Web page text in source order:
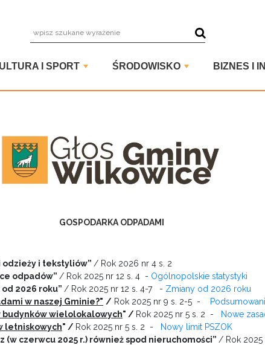
I SPORT ŚRODOWISKO BIZNES I
GOSPODARKA ODPADAMI
i tekstyliów” / Rok 2026 nr 4 s. 2
odpadów” / Rok 2025 nr 12 s. 4 - Ogólnopolskie statystyki
2026 roku” / Rok 2025 nr 12 s. 4-7 - Zmiany od 2026 roku
w naszej Gminie?" / Rok 2025 nr 9 s. 2-5 -
budynków wielolokalowych" / Rok 2025 nr 5 s. 2 -
Nowe
letniskowych" / Rok 2025 nr 5 s. 2 -
Nowy limit PSZOK
czerwcu 2025 r.) również spod nieruchomości” / Rok